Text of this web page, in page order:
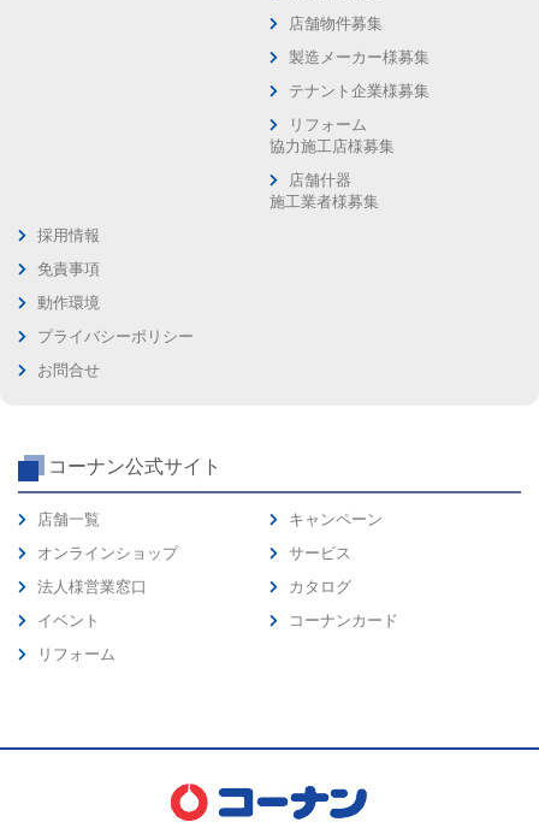
店舗物件募集
製造メーカー様募集
テナント企業様募集
リフォーム
協力施工店様募集
店舗什器
施工業者様募集
採用情報
免責事項
動作環境
プライバシーポリシー
お問合せ
コーナン公式サイト
店舗一覧
オンラインショップ
法人様営業窓口
イベント
リフォーム
キャンペーン
サービス
カタログ
コーナンカード